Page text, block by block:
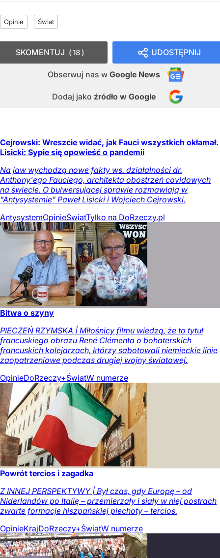
Opinie Świat
UDOSTĘPNIJ
Obserwuj nas w Google News
Dodaj jako źródło w Google
SKOMENTUJ 18
Cejrowski: Wreszcie widać, jak Fauci wszystkich okłamał.
Lisicki: Sypie się opowieść o pandemii
Na jaw wychodzą nowe fakty ws. działalności dr.
Anthony'ego Fauciego, architekta obostrzeń covidowych
na świecie. O bulwersującej sprawie rozmawiają w
"Antysystemie" Paweł Lisicki i Wojciech Cejrowski.
AntysystemOpinieŚwiatTylko na DoRzeczy.pl
Bitwa o szyny
PIECZEŃ RZYMSKA | Miłośnicy filmu wiedzą, że to tytuł
francuskiego obrazu René Clémenta o bohaterskich
francuskich kolejarzach, którzy sabotowali niemieckie linie
zaopatrzeniowe podczas drugiej wojny światowej.
OpinieDoRzeczy+ŚwiatW numerze
Powrót tercios i zagadka
Z INNEJ PERSPEKTYWY | Był czas, gdy Europę – od
Niderlandów po Italię – przemierzały i siały w niej postrach
zwarte formacje hiszpańskiej piechoty – tercios.
OpinieKrajDoRzeczy+ŚwiatW numerze